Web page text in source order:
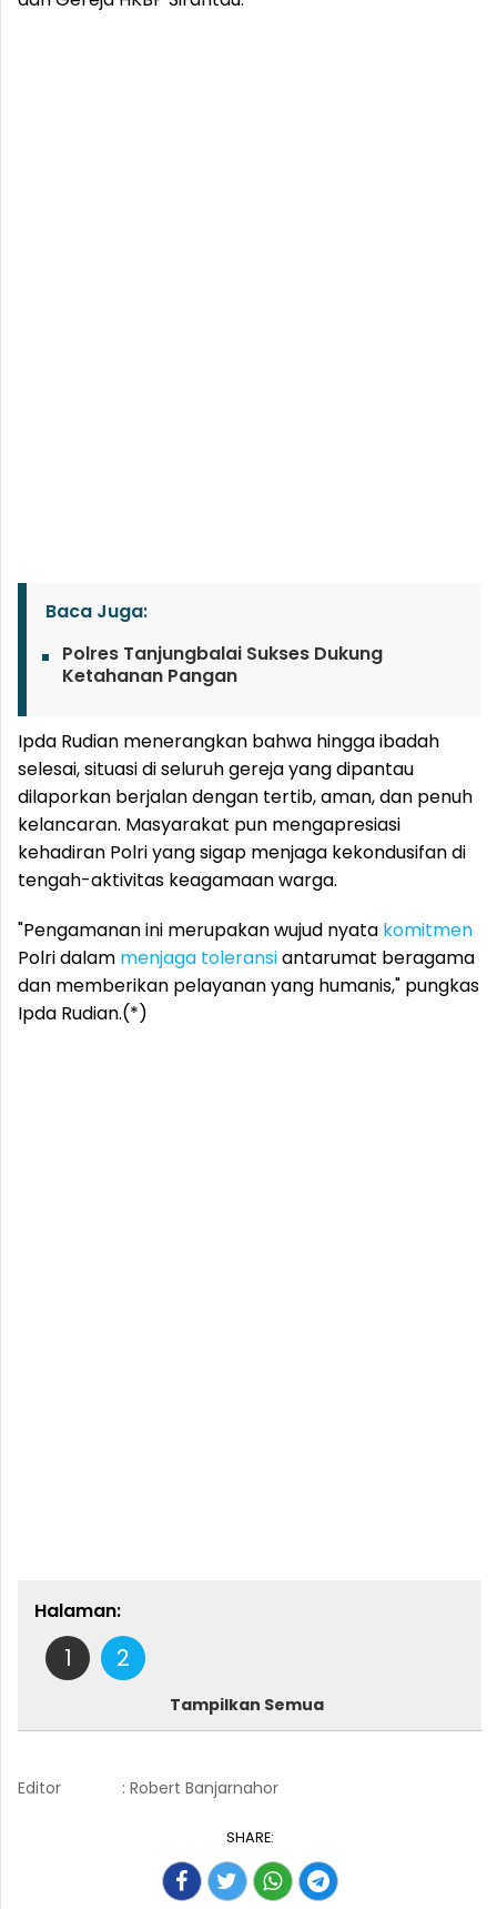
Baca Juga:
Polres Tanjungbalai Sukses Dukung
Ketahanan Pangan
Ipda Rudian menerangkan bahwa hingga ibadah
selesai, situasi di seluruh gereja yang dipantau
dilaporkan berjalan dengan tertib, aman, dan penuh
kelancaran. Masyarakat pun mengapresiasi
kehadiran Polri yang sigap menjaga kekondusifan di
tengah-aktivitas keagamaan warga.
"Pengamanan ini merupakan wujud nyata komitmen
Polri dalam menjaga toleransiantarumat beragama
dan memberikan pelayanan yang humanis," pungkas
Ipda Rudian.(*)
Halaman:
1 2
Tampilkan Semua
Editor : Robert Banjarnahor
SHARE: